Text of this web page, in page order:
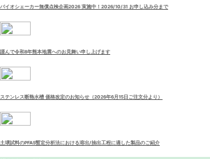
バイオシェーカー無償点検企画2026 実施中！2026/10/31 お申し込み分まで
謹んで令和8年熊本地震へのお見舞い申し上げます
ステンレス断熱水槽 価格改定のお知らせ（2026年6月15日ご注文分より）
土壌試料のPFAS暫定分析法における溶出/抽出工程に適した製品のご紹介